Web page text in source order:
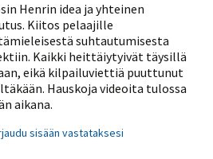
Henrin idea ja yhteinen
Kiitos pelaajille
suhtautumisesta
Kaikki heittäiytyivät täysillä
eikä kilpailuviettiä puuttunut
Hauskoja videoita tulossa
aikana.
sisään vastataksesi